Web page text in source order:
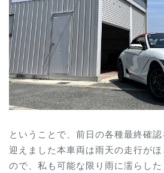
ということで、前日の各種最終確
迎えました本車両は雨天の走行が
ので、私も可能な限り雨に濡らし